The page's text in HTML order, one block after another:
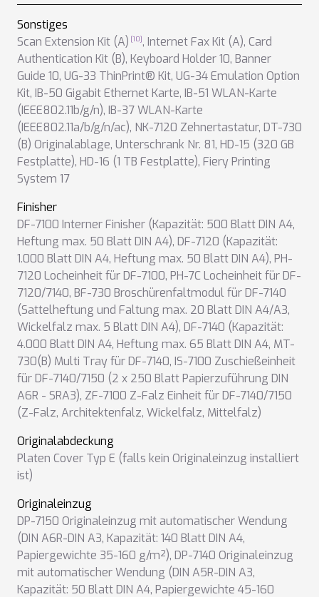
Sonstiges
Scan Extension Kit (A)
, Internet Fax Kit (A), Card
Authentication Kit (B), Keyboard Holder 10, Banner
Guide 10, UG-33 ThinPrint® Kit, UG-34 Emulation Option
Kit, IB-50 Gigabit Ethernet Karte, IB-51 WLAN-Karte
(IEEE802.11b/g/n), IB-37 WLAN-Karte
(IEEE802.11a/b/g/n/ac), NK-7120 Zehnertastatur, DT-730
(B) Originalablage, Unterschrank Nr. 81, HD-15 (320 GB
Festplatte), HD-16 (1 TB Festplatte), Fiery Printing
System 17
Finisher
DF-7100 Interner Finisher (Kapazität: 500 Blatt DIN A4,
Heftung max. 50 Blatt DIN A4), DF-7120 (Kapazität:
1.000 Blatt DIN A4, Heftung max. 50 Blatt DIN A4), PH-
7120 Locheinheit für DF-7100, PH-7C Locheinheit für DF-
7120/7140, BF-730 Broschürenfaltmodul für DF-7140
(Sattelheftung und Faltung max. 20 Blatt DIN A4/A3,
Wickelfalz max. 5 Blatt DIN A4), DF-7140 (Kapazität:
4.000 Blatt DIN A4, Heftung max. 65 Blatt DIN A4, MT-
730(B) Multi Tray für DF-7140, IS-7100 Zuschießeinheit
für DF-7140/7150 (2 x 250 Blatt Papierzuführung DIN
A6R - SRA3), ZF-7100 Z-Falz Einheit für DF-7140/7150
(Z-Falz, Architektenfalz, Wickelfalz, Mittelfalz)
Originalabdeckung
Platen Cover Typ E (falls kein Originaleinzug installiert
ist)
Originaleinzug
DP-7150 Originaleinzug mit automatischer Wendung
(DIN A6R-DIN A3, Kapazität: 140 Blatt DIN A4,
Papiergewichte 35-160 g/m²), DP-7140 Originaleinzug
mit automatischer Wendung (DIN A5R-DIN A3,
Kapazität: 50 Blatt DIN A4, Papiergewichte 45-160